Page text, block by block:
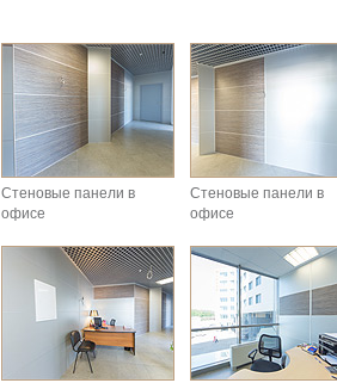
Стеновые панели в
офисе
Стеновые панели в
офисе